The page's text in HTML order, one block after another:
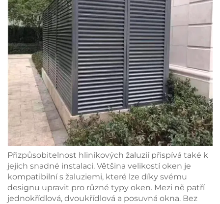
Přizpůsobitelnost hliníkových žaluzií přispívá také k
jejich snadné instalaci. Většina velikostí oken je
kompatibilní s žaluziemi, které lze díky svému
designu upravit pro různé typy oken. Mezi ně patří
jednokřídlová, dvoukřídlová a posuvná okna. Bez